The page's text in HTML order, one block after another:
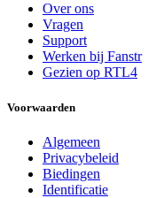
Over ons
Vragen
Support
Werken bij Fanstr
Gezien op RTL4
Voorwaarden
Algemeen
Privacybeleid
Biedingen
Identificatie